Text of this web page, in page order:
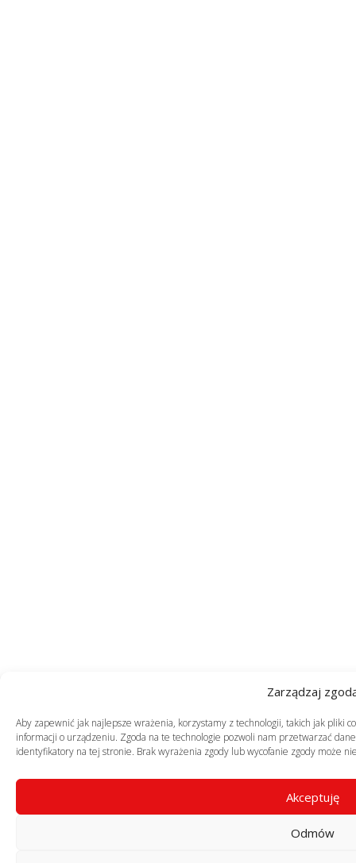
Zarządzaj
Aby zapewnić jak najlepsze wrażenia, korzystamy z technologii, takich jak pliki
informacji o urządzeniu. Zgoda na te technologie pozwoli nam przetwarzać
identyfikatory na tej stronie. Brak wyrażenia zgody lub wycofanie zgody może
Akceptuję
Odmów